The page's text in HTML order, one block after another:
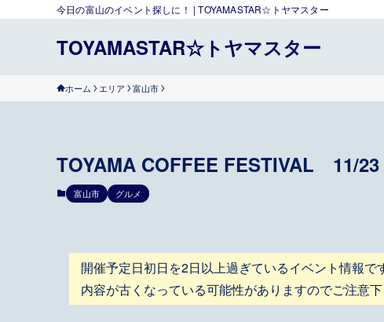
今日の富山のイベント探しに！ | TOYAMASTAR☆トヤマスター
TOYAMASTAR☆トヤマスター
ホーム エリア 富山市
TOYAMA COFFEE FESTIVAL 11/23
富山市 グルメ
開催予定日初日を2日以上過ぎているイベント情報で
内容が古くなっている可能性がありますのでご注意下